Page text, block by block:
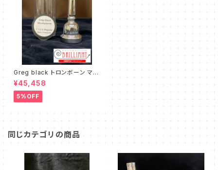
Greg black トロンボーン マウ
スピース 1 1/2 G Regular
¥45,458
5%OFF
同じカテゴリの商品